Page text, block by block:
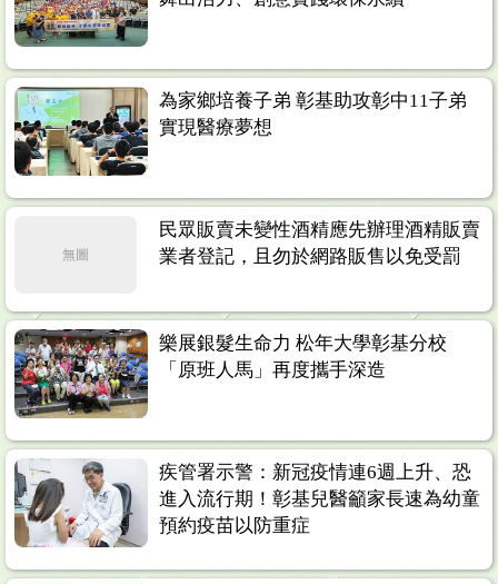
為家鄉培養子弟 彰基助攻彰中11子弟
實現醫療夢想
無圖
民眾販賣未變性酒精應先辦理酒精販賣
業者登記，且勿於網路販售以免受罰
樂展銀髮生命力 松年大學彰基分校
「原班人馬」再度攜手深造
疾管署示警：新冠疫情連6週上升、恐
進入流行期！彰基兒醫籲家長速為幼童
預約疫苗以防重症